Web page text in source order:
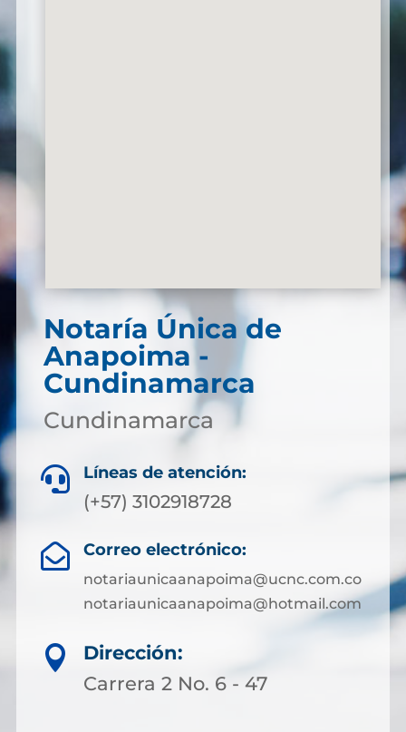
Notaría Única de
Anapoima -
Cundinamarca
Cundinamarca
 Líneas de atención:
(+57) 3102918728
 Correo electrónico:
notariaunicaanapoima@ucnc.com.co
notariaunicaanapoima@hotmail.com

Dirección:
Carrera 2 No. 6 - 47